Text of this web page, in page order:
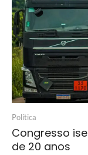
Política
Congresso
de 20 anos